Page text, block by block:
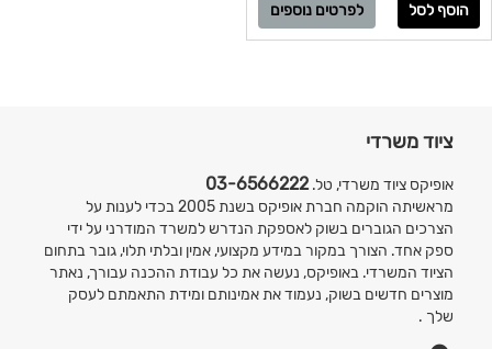
לפרטים נוספים
ציוד משרדי
אופיקס ציוד משרדי, טל. 03-6566222
מראשיתה הוקמה חברת אופיקס בשנת 2005 בכדי לענות על
הצרכים הגוברים בשוק לאספקת הנדרש למשרד המודרני על ידי
ספק אחד. הצורך במקור במידע מקצועי, אמין ובלתי תלוי, גובר בתחום
הציוד המשרדי. באופיקס, נעשה את כל עבודת ההכנה עבורך, נאתר
מוצרים חדשים בשוק, נעמוד את אמינותם ומידת התאמתם לעסק
שלך .